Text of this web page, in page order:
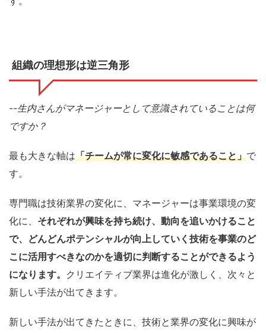
組織の理想形は逆三角形
--生内さんがマネージャーとして意識されていることは何
ですか？
最も大きな軸は「チームが常に変化に敏感であること」で
す。
専門職は技術業界の変化に、マネージャーは事業環境の変
化に、 それぞれが興味を持ち続け、動向を追いかけること
で、どんどんポテンシャルが向上していく技術を事業のど
こに活用すべきなのかを適切に判断することができるよう
になります。 クリエイティブ業界は進化が激しく、次々と
新しい手法が出てきます。
新しい手法が出てきたときに、技術と業界の変化に興味が